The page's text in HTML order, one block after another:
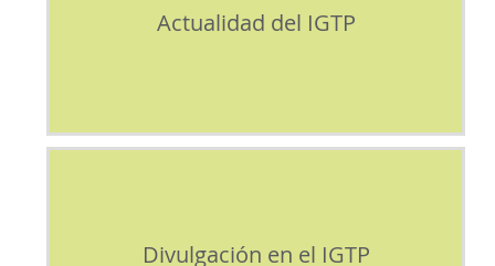
Actualidad del IGTP
Divulgación en el IGTP